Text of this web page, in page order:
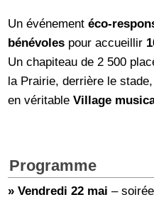
Un événementéco-
bénévoles pour accueillir
Un chapiteau de 2 500
la Prairie, derrière le
en véritableVillage
Programme
»Vendredi 22 mai–